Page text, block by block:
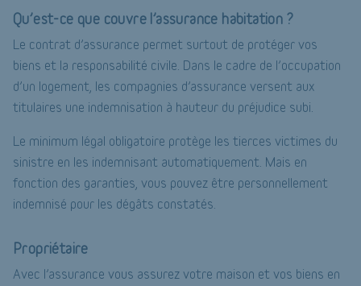
Qu’est-ce que couvre l’assurance habitation ?
Le contrat d’assurance permet surtout de protéger vos
biens et la responsabilité civile. Dans le cadre de l’occupation
d’un logement, les compagnies d’assurance versent aux
titulaires une indemnisation à hauteur du préjudice subi.
Le minimum légal obligatoire protège les tierces victimes du
sinistre en les indemnisant automatiquement. Mais en
fonction des garanties, vous pouvez être personnellement
indemnisé pour les dégâts constatés.
Propriétaire
Avec l’assurance vous assurez votre maison et vos biens en